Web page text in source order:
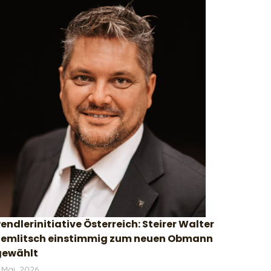
Österreich: Steirer Walter
einstimmig zum neuen Obmann